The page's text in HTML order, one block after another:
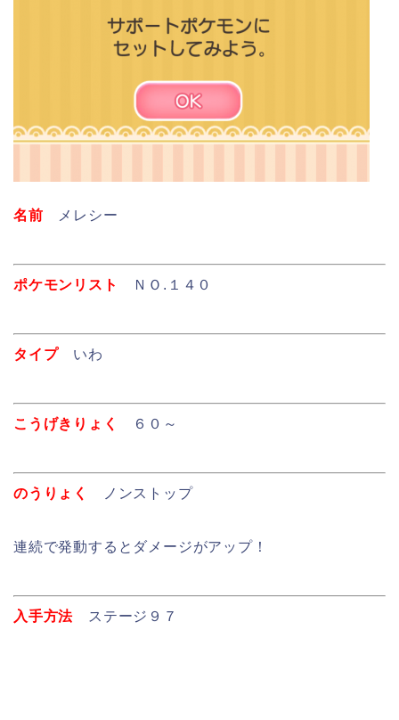
名前 メレシー
ポケモンリスト ＮＯ.１４０
タイプいわ
こうげきりょく ６０～
のうりょく ノンストップ
連続で発動するとダメージがアップ！
入手方法 ステージ９７